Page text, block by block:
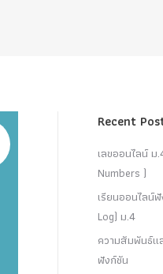
Recent
เลขออนไลน์
Numbers )
เรียนออนไลน์
Log) ม.4
ความสัมพันธ์แ
ฟังก์ชัน